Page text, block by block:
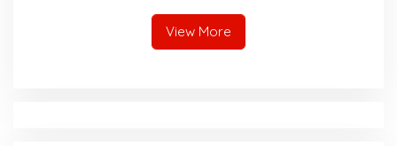
View More